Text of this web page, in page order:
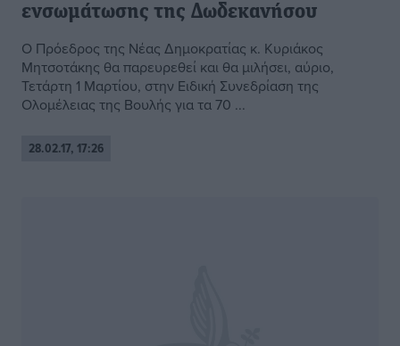
ενσωμάτωσης της Δωδεκανήσου
Ο Πρόεδρος της Νέας Δημοκρατίας κ. Κυριάκος
Μητσοτάκης θα παρευρεθεί και θα μιλήσει, αύριο,
Τετάρτη 1 Μαρτίου, στην Ειδική Συνεδρίαση της
Ολομέλειας της Βουλής για τα 70 ...
28.02.17, 17:26